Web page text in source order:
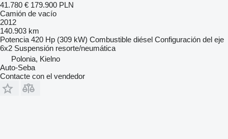
41.780 € 179.900 PLN
Camión de vacío
2012
140.903 km
Potencia 420 Hp (309 kW) Combustible diésel Configuración del eje
6x2 Suspensión resorte/neumática
Polonia, Kielno
Auto-Seba
Contacte con el vendedor